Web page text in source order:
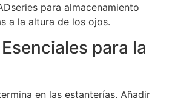
para almacenamiento
a la altura de los ojos.
para la
en las estanterías. Añadir